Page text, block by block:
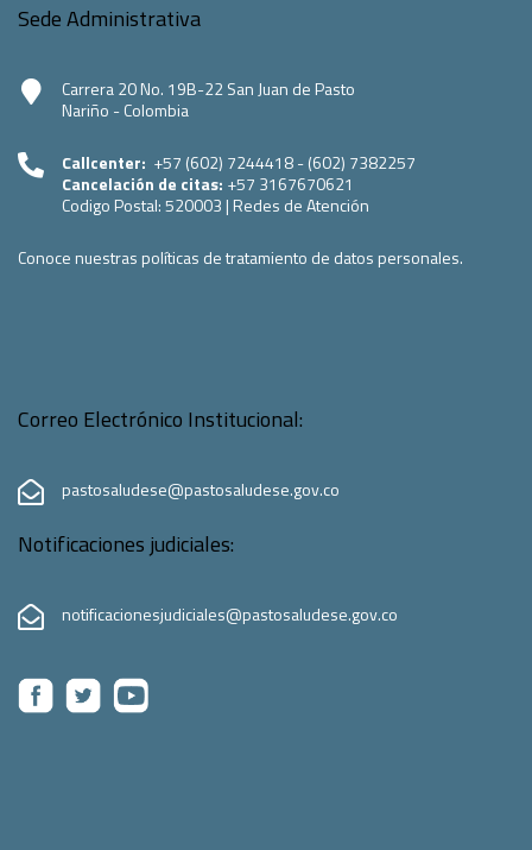
Sede Administrativa
Carrera 20 No. 19B-22 San Juan de Pasto
Nariño - Colombia
Callcenter: +57 (602) 7244418 - (602) 7382257
Cancelación de citas: +57 3167670621
Codigo Postal:520003 | Redes de Atención
Conoce nuestras políticas de tratamiento de datos personales.
Correo Electrónico Institucional:
pastosaludese@pastosaludese.gov.co
Notificaciones judiciales:
notificacionesjudiciales@pastosaludese.gov.co